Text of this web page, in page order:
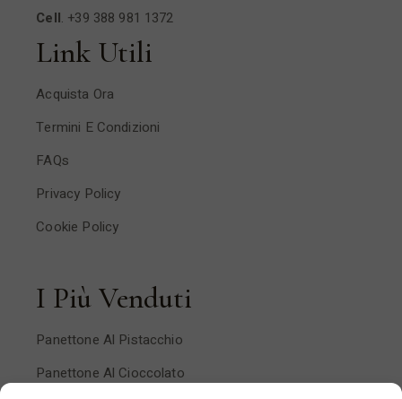
Cell. +39 388 981 1372
Link Utili
Acquista Ora
Termini E Condizioni
FAQs
Privacy Policy
Cookie Policy
I Più Venduti
Panettone Al Pistacchio
Panettone Al Cioccolato